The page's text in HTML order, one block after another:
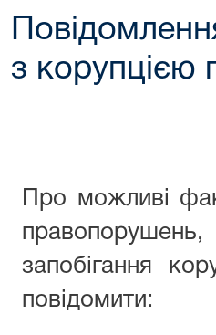
з корупцією
Про можливі
запобігання
повідомити: